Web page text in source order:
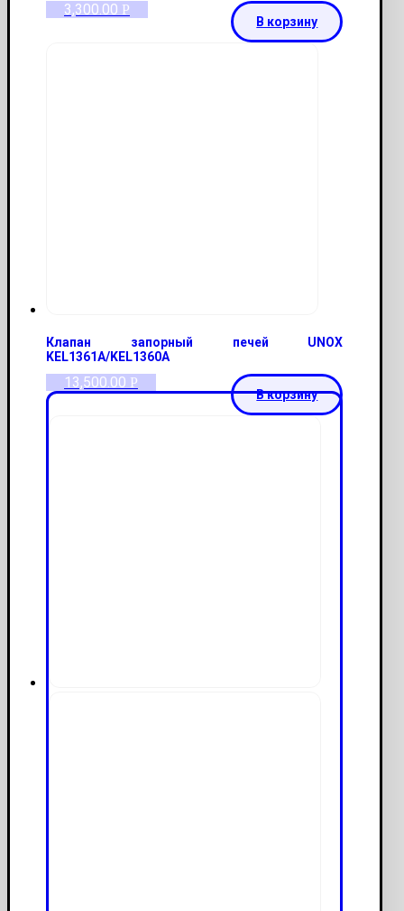
3,300.00 Р
В корзину
Клапан запорный печей UNOX
KEL1361A/KEL1360A
13,500.00 Р
В корзину